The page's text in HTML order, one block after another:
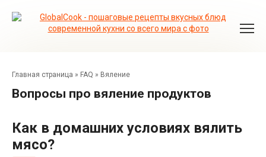
Главная страница » FAQ » Вяление
Вопросы про вяление продуктов
Как в домашних условиях вялить
мясо?